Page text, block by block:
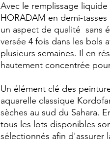
Avec le remplissage
HORADAM en demi-
un aspect de qualité sans
versée 4 fois dans les bols
plusieurs semaines. Il en
hautement concentrée
Un élément clé des
aquarelle classique
sèches au sud du Sahara.
tous les lots disponibles
sélectionnés afin d'assurer